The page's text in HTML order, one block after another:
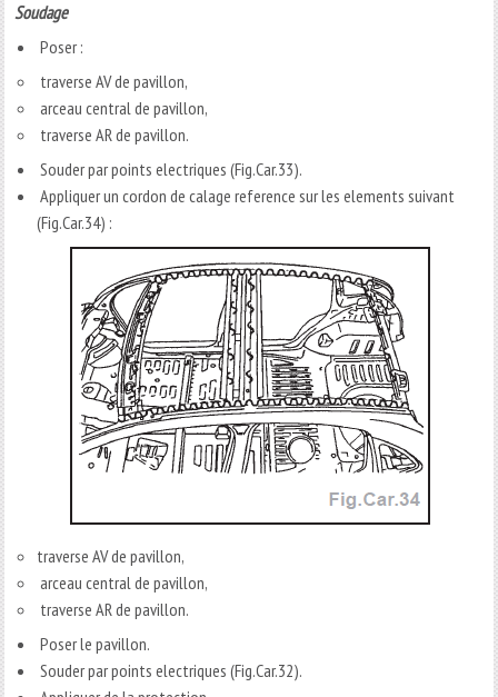
Soudage
Poser :
traverse AV de pavillon,
arceau central de pavillon,
traverse AR de pavillon.
Souder par points electriques (Fig.Car.33).
Appliquer un cordon de calage reference sur les elements suivant
(Fig.Car.34) :
traverse AV de pavillon,
arceau central de pavillon,
traverse AR de pavillon.
Poser le pavillon.
Souder par points electriques (Fig.Car.32).